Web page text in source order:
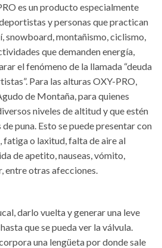
es un producto especialmente
y personas que practican
snowboard, montañismo, ciclismo,
que demanden energía,
el fenómeno de la llamada “deuda
Para las alturas OXY-PRO,
de Montaña, para quienes
niveles de altitud y que estén
puna. Esto se puede presentar con
fatiga o laxitud, falta de aire al
de apetito, nauseas, vómito,
entre otras afecciones.
darlo vuelta y generar una leve
que se pueda ver la válvula.
una lengüeta por donde sale